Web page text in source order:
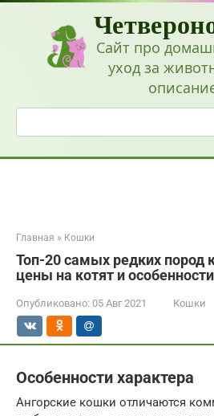
Перейти
Сайт про
уход за
Поиск:
Главная » Кошки
Топ-20 самых редких пород
цены на котят и
Опубликовано: 05 Авг 2021 Кошки
Особенности характера
Ангорские кошки отличаются